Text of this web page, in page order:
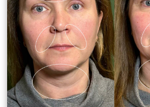
Записаться на услугу
Салоны IDOL FACE представлены в
разных городах. Вы можете выбрать
ближайшую студию и пройти курс
скульптурного массажа лица рядом с
домом.